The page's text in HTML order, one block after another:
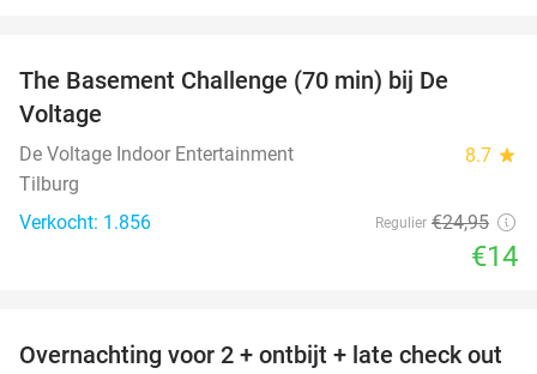
The Basement Challenge (70 min) bij De
Voltage
De Voltage Indoor Entertainment 8.7 star
Tilburg
Verkocht: 1.856
Regulier €24,95
€14
59%
Overnachting voor 2 + ontbijt + late check out